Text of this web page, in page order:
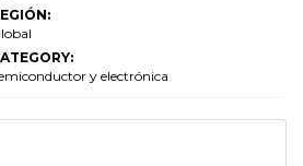
y electrónica